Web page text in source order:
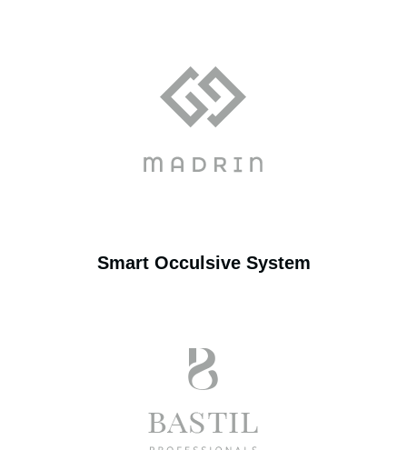
Smart Occulsive System